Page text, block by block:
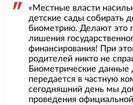
«Местные власти
детские сады собирать
биометрию. Делают это
лишения
финансирования! При
родителей никто не
Биометрические данные
передается в частную
сегодняшний день мы
проведения